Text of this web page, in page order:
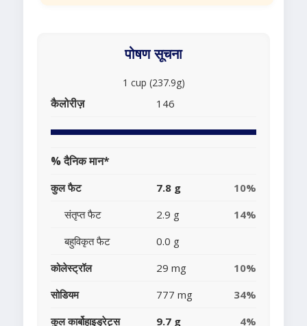
पोषण सूचना
1 cup (237.9g)
कैलोरीज़ 146
% दैनिक मान*
कुल फैट 7.8 g
10%
संतृप्त फैट
2.9 g
14%
बहुविकृत फैट
0.0 g
कोलेस्ट्रॉल
29 mg
10%
सोडियम
777 mg
34%
कुल कार्बोहाइड्रेट्स
9.7 g 4%